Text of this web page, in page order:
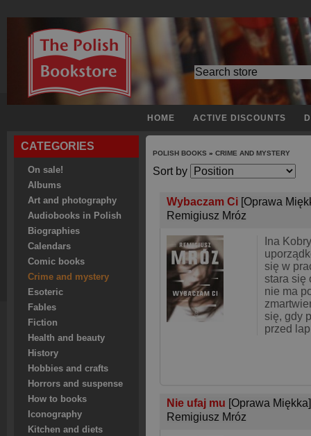
HOME ACTIVE DISCOUNTS
CATEGORIES
On sale!
Albums
Art and photography
Audiobooks in Polish
Biographies
Calendars
Comic books
Crime and mystery
Esoteric
Fables
Fiction
Health and beauty
History
Hobbies and crafts
Horrors and suspense
How to books
Iconography
Kitchen and diets
POLISH BOOKS » CRIME AND MYSTERY
Sort by
Wybaczam Ci [Oprawa
Remigiusz Mróz
Ina
się w
stara się
nie ma
się, gdy
przed lap
Nie ufaj mu [Oprawa Miękka]
Remigiusz Mróz